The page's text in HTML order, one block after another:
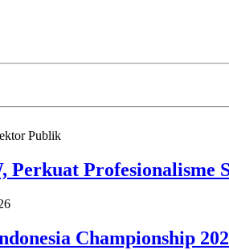
Perkuat Profesionalisme
Championship